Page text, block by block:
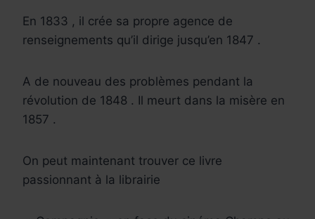
En 1833 , il crée sa propre agence de
renseignements qu’il dirige jusqu’en 1847 .
A de nouveau des problèmes pendant la
révolution de 1848 . Il meurt dans la misère en
1857 .
On peut maintenant trouver ce livre
passionnant à la librairie